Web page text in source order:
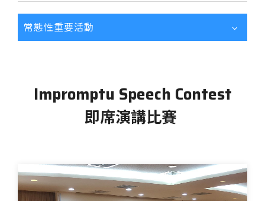
常態性重要活動
Impromptu Speech Contest
即席演講比賽